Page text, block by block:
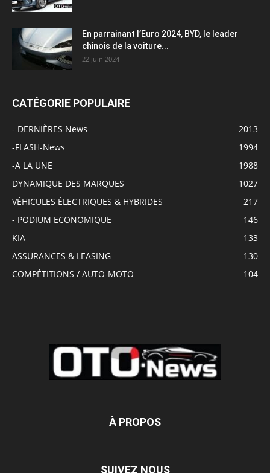
En parrainant l’Euro 2024, BYD, le leader
chinois de la voiture...
22 juin 2024
CATÉGORIE POPULAIRE
- DERNIÈRES News
2013
-FLASH-News
1994
-A LA UNE
1988
DYNAMIQUE DES MARQUES
1027
VÉHICULES ÉLECTRIQUES & HYBRIDES
217
- PODIUM ECONOMIQUE
146
KIA
133
ASSURANCES & LEASING
130
COMPÉTITIONS / AUTO-MOTO
104
À PROPOS
SUIVEZ NOUS